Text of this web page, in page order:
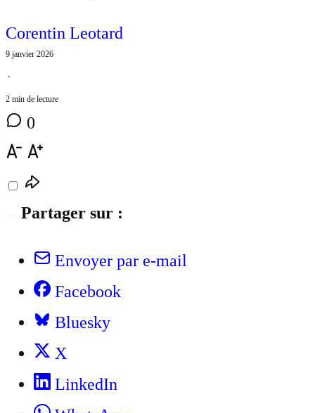
Corentin Leotard
9 janvier 2026
⋅
2 min de lecture
0
Partager sur :
Envoyer par e-mail
Facebook
Bluesky
X
LinkedIn